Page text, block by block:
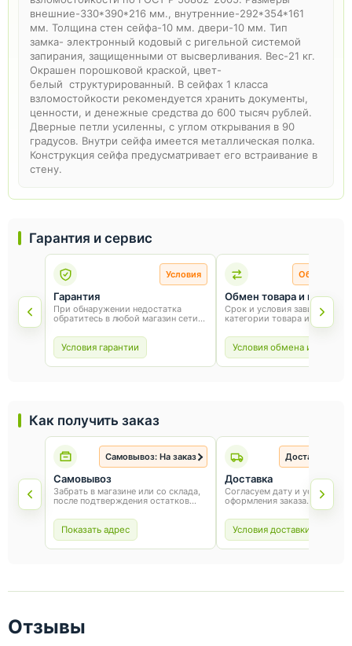
Гарантия и сервис
Условия
Гарантия
При обнаружении недостатка
обратитесь в любой магазин сети
от товара и соблюдения правил
эксплуатации.
Условия гарантии
Обмен и
Обмен товара и возврат
Срок и условия зависят от
категории товара и способа
покупки. Для обмена или
сохраните товарный вид,
и чек.
Условия обмена и
внешние-330*390*216 мм., внутренние-292*354*161
мм. Толщина стен сейфа-10 мм. двери-10 мм. Тип
замка- электронный кодовый с ригельной системой
запирания, защищенными от высверливания. Вес-21 кг.
Окрашен порошковой краской, цвет-
белый структурированный. В сейфах 1 класса
взломостойкости рекомендуется хранить документы,
ценности, и денежные средства до 600 тысяч рублей.
Дверные петли усиленны, с углом открывания в 90
градусов. Внутри сейфа имеется металлическая полка.
Конструкция сейфа предусматривает его встраивание в
стену.
Как получить заказ
Самовывоз: На заказ
Самовывоз
Забрать в магазине или со склада,
после подтверждения остатков
Показать адрес
Доставка: На
Доставка
Согласуем дату и условия
оформления заказа.
Условия доставки
Отзывы